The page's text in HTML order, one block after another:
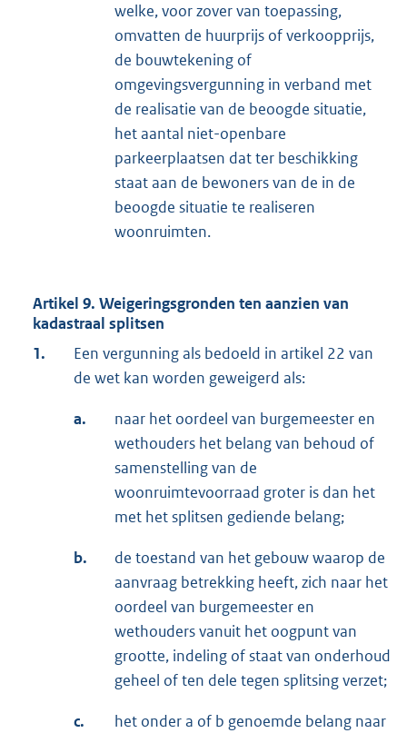
welke, voor zover van toepassing,
omvatten de huurprijs of verkoopprijs,
de bouwtekening of
omgevingsvergunning in verband met
de realisatie van de beoogde situatie,
het aantal niet-openbare
parkeerplaatsen dat ter beschikking
staat aan de bewoners van de in de
beoogde situatie te realiseren
woonruimten.
Artikel 9. Weigeringsgronden ten aanzien van
kadastraal splitsen
1.
Een vergunning als bedoeld in artikel 22 van
de wet kan worden geweigerd als:
a.
naar het oordeel van burgemeester en
wethouders het belang van behoud of
samenstelling van de
woonruimtevoorraad groter is dan het
met het splitsen gediende belang;
b.
de toestand van het gebouw waarop de
aanvraag betrekking heeft, zich naar het
oordeel van burgemeester en
wethouders vanuit het oogpunt van
grootte, indeling of staat van onderhoud
geheel of ten dele tegen splitsing verzet;
c.
het onder a of b genoemde belang naar